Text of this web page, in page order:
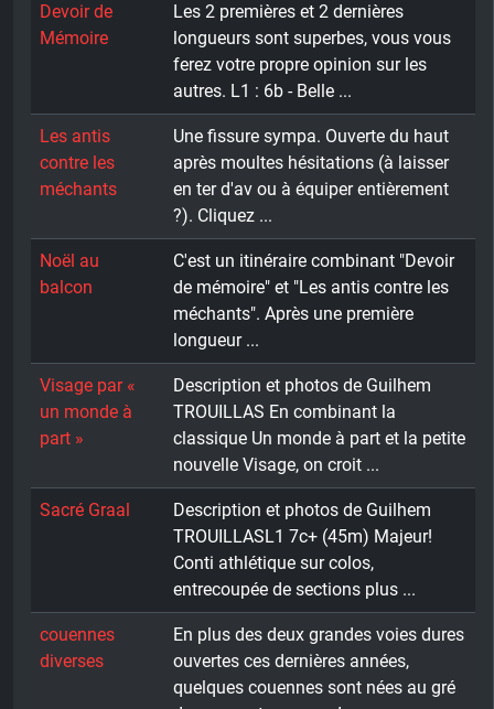
Devoir de
Mémoire
Les 2 premières et 2 dernières
longueurs sont superbes, vous vous
ferez votre propre opinion sur les
autres. L1 : 6b - Belle ...
Les antis
contre les
méchants
Une fissure sympa. Ouverte du haut
après moultes hésitations (à laisser
en ter d'av ou à équiper entièrement
?). Cliquez ...
Noël au
balcon
C'est un itinéraire combinant "Devoir
de mémoire" et "Les antis contre les
méchants". Après une première
longueur ...
Visage par «
un monde à
part »
Description et photos de Guilhem
TROUILLAS En combinant la
classique Un monde à part et la petite
nouvelle Visage, on croit ...
Sacré Graal
Description et photos de Guilhem
TROUILLASL1 7c+ (45m) Majeur!
Conti athlétique sur colos,
entrecoupée de sections plus ...
couennes
diverses
En plus des deux grandes voies dures
ouvertes ces dernières années,
quelques couennes sont nées au gré